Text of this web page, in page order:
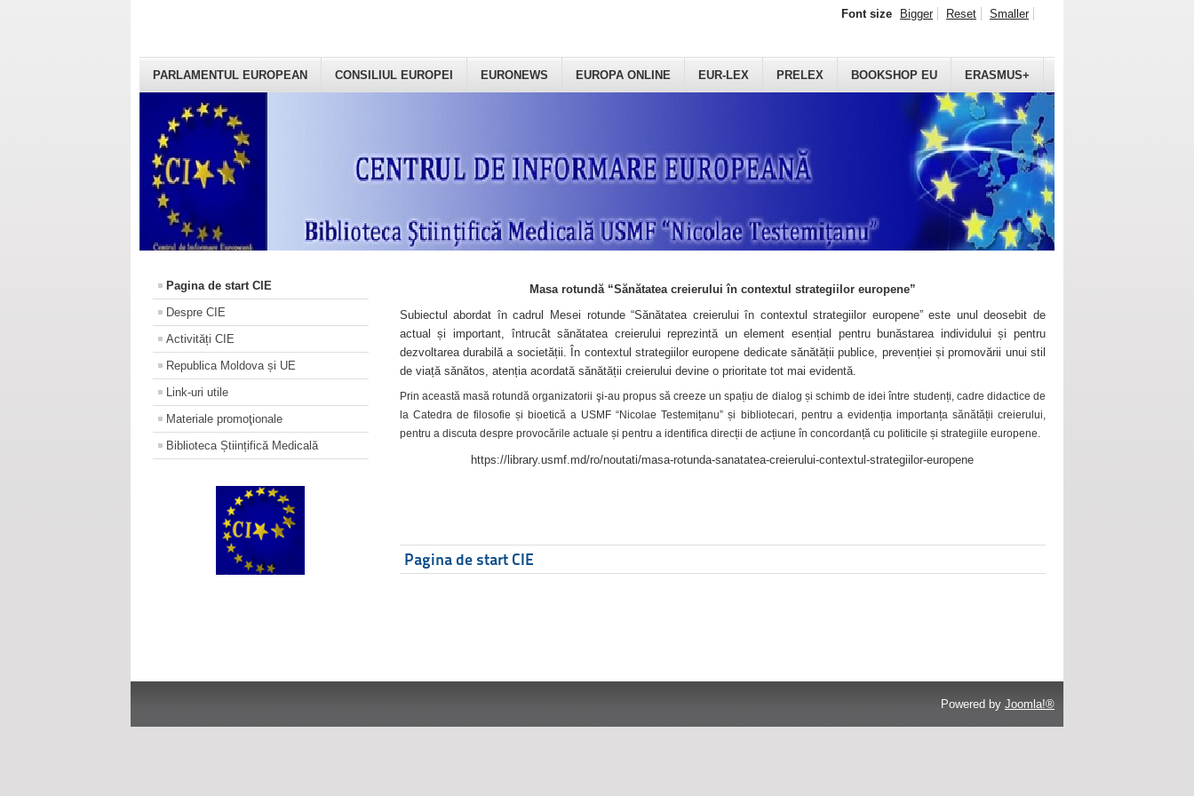
PARLAMENTUL EUROPEAN CONSILIUL EUROPEI EURONEWS EUROPA ONLINE EUR-LEX PRELEX BOOKSHOP EU ERASMUS+
Font size Bigger Reset Smaller
Pagina de start CIE
Despre CIE
Activități CIE
Republica Moldova și UE
Link-uri utile
Materiale promoţionale
Biblioteca Științifică Medicală
Masa rotundă “Sănătatea creierului în contextul strategiilor europene”
Subiectul abordat în cadrul Mesei rotunde “Sănătatea creierului în contextul strategiilor europene” este unul deosebit de
actual și important, întrucât sănătatea creierului reprezintă un element esențial pentru bunăstarea individului și pentru
dezvoltarea durabilă a societății. În contextul strategiilor europene dedicate sănătății publice, prevenției și promovării unui stil
de viață sănătos, atenția acordată sănătății creierului devine o prioritate tot mai evidentă.
Prin această masă rotundă organizatorii şi-au propus să creeze un spațiu de dialog și schimb de idei între studenți, cadre didactice de
la Catedra de filosofie și bioetică a USMF “Nicolae Testemițanu” și bibliotecari, pentru a evidenția importanța sănătății creierului,
pentru a discuta despre provocările actuale și pentru a identifica direcții de acțiune în concordanță cu politicile și strategiile europene.
https://library.usmf.md/ro/noutati/masa-rotunda-sanatatea-creierului-contextul-strategiilor-europene
Pagina de start CIE
Powered by Joomla!®